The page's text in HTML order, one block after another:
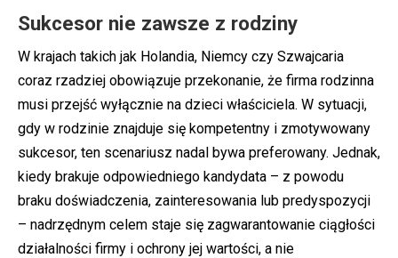
Sukcesor nie zawsze z rodziny
W krajach takich jak Holandia, Niemcy czy Szwajcaria
coraz rzadziej obowiązuje przekonanie, że firma rodzinna
musi przejść wyłącznie na dzieci właściciela. W sytuacji,
gdy w rodzinie znajduje się kompetentny i zmotywowany
sukcesor, ten scenariusz nadal bywa preferowany. Jednak,
kiedy brakuje odpowiedniego kandydata – z powodu
braku doświadczenia, zainteresowania lub predyspozycji
– nadrzędnym celem staje się zagwarantowanie ciągłości
działalności firmy i ochrony jej wartości, a nie